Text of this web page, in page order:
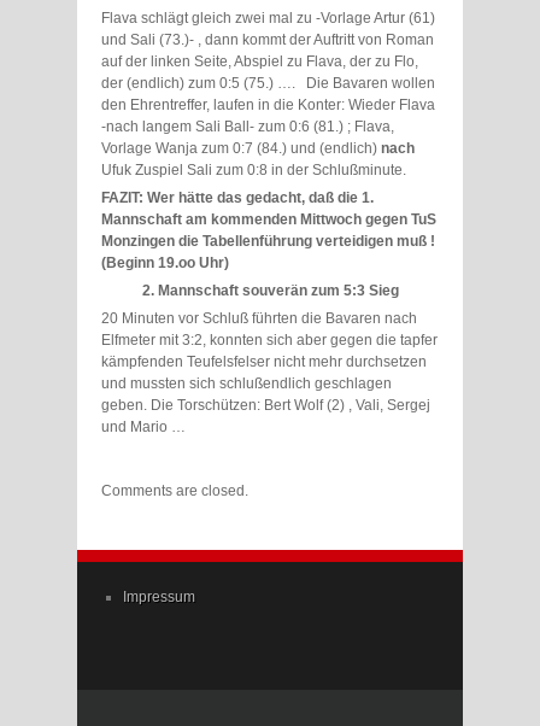
Flava schlägt gleich zwei mal zu -Vorlage Artur (61)
und Sali (73.)- , dann kommt der Auftritt von Roman
auf der linken Seite, Abspiel zu Flava, der zu Flo,
der (endlich) zum 0:5 (75.) …. Die Bavaren wollen
den Ehrentreffer, laufen in die Konter: Wieder Flava
-nach langem Sali Ball- zum 0:6 (81.) ; Flava,
Vorlage Wanja zum 0:7 (84.) und (endlich) nach
Ufuk Zuspiel Sali zum 0:8 in der Schlußminute.
FAZIT: Wer hätte das gedacht, daß die 1.
Mannschaft am kommenden Mittwoch gegen TuS
Monzingen die Tabellenführung verteidigen muß !
(Beginn 19.oo Uhr)
2. Mannschaft souverän zum 5:3 Sieg
20 Minuten vor Schluß führten die Bavaren nach
Elfmeter mit 3:2, konnten sich aber gegen die tapfer
kämpfenden Teufelsfelser nicht mehr durchsetzen
und mussten sich schlußendlich geschlagen
geben. Die Torschützen: Bert Wolf (2) , Vali, Sergej
und Mario …
Comments are closed.
Impressum